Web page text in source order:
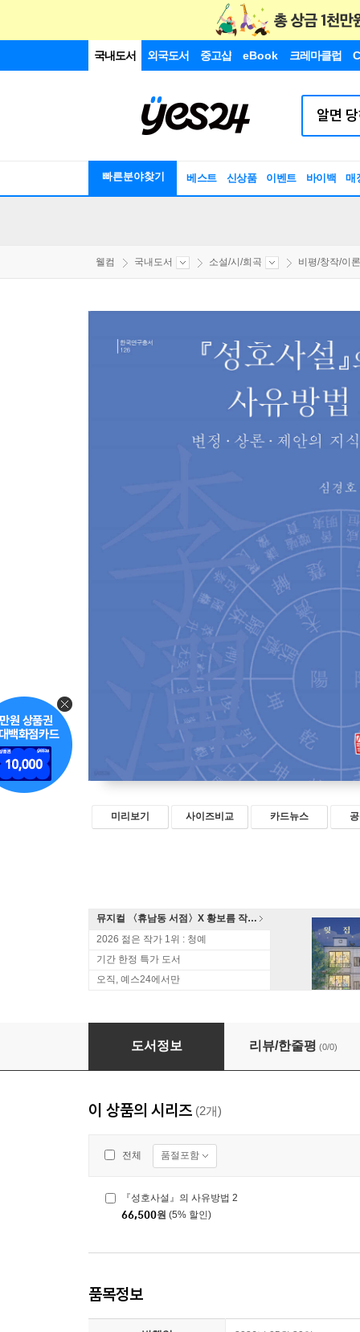
국내도서 외국도서 중고샵 eBook 크레마클럽
빠른분야찾기 베스트 신상품 이벤트 바이백 매
웰컴 국내도서 소설/시/희곡 비평/창작/이론
미리보기 사이즈비교 카드뉴스
뮤지컬 〈휴남동 서점〉X 황보름 작가 북토크
2026 젊은 작가 1위 : 청예
기간 한정 특가 도서
오직, 예스24에서만
『성호사설』의 사유방법 2
도서정보 리뷰/한줄평 (0/0)
이 상품의 시리즈 (2개)
전체 품절포함
『성호사설』의 사유방법 2
66,500원 (5% 할인)
품목정보